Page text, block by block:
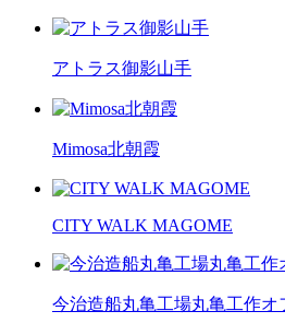
アトラス御影山手
Mimosa北朝霞
CITY WALK MAGOME
今治造船丸亀工場丸亀工作オ